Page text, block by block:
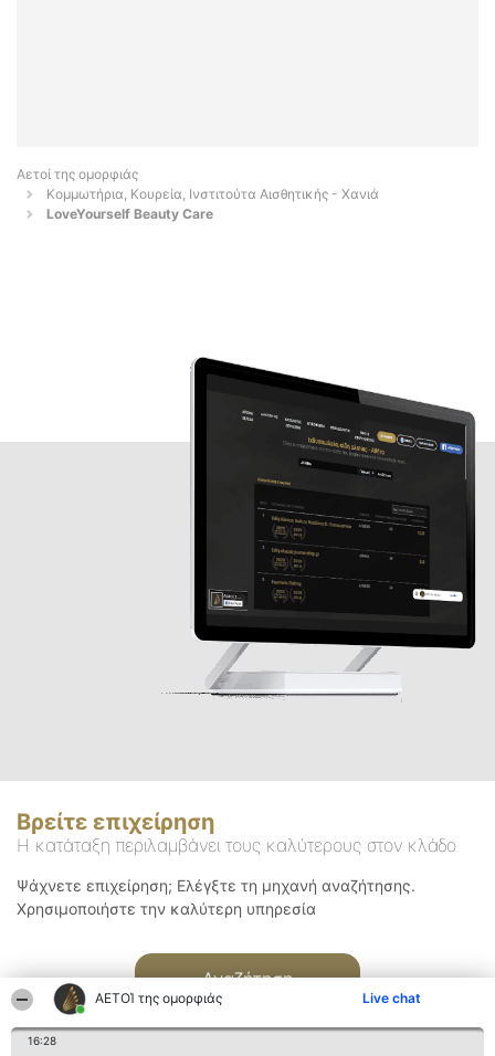
ΑΕΤΟΊ της ομορφιάς Live chat
16:28
Αετοί της ομορφιάς
Κομμωτήρια, Κουρεία, Ινστιτούτα Αισθητικής - Χανιά
LoveYourself Beauty Care
Βρείτε επιχείρηση
Η κατάταξη περιλαμβάνει τους καλύτερους στον κλάδο
Ψάχνετε επιχείρηση; Ελέγξτε τη μηχανή αναζήτησης.
Χρησιμοποιήστε την καλύτερη υπηρεσία
Αναζήτηση